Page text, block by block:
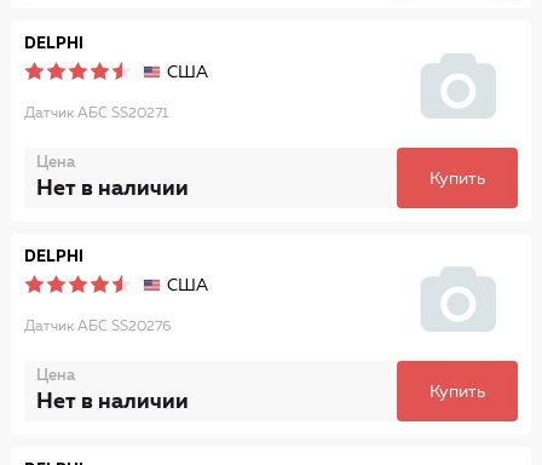
DELPHI
США
Датчик АБС SS20271
Цена
Нет в наличии Купить
DELPHI
США
Датчик АБС SS20276
Цена
Нет в наличии Купить